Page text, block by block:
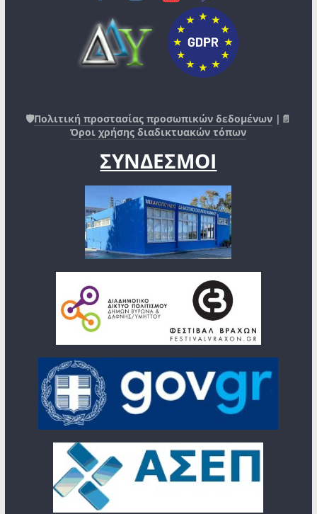
🛡️Πολιτική προστασίας προσωπικών δεδομένων |📄
Όροι χρήσης διαδικτυακών τόπων
ΣΥΝΔΕΣΜΟΙ